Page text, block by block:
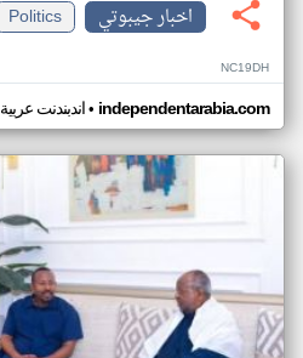
اخبار جيبوتي
Politics
NC19DH
اندبندنت عربية• independentarabia.com